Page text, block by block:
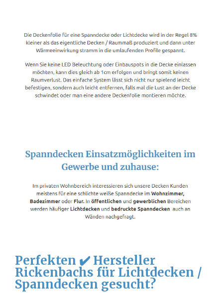
Perfekten ✔️ Hersteller
Rickenbachs für Lichtdecken /
Spanndecken gesucht?